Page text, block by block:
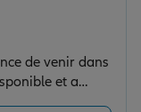
de venir dans
et a
elle.